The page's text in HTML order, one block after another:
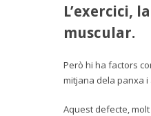
L’exercici,
muscular.
Però hi ha factors
mitjana dela panxa i
Aquest defecte,